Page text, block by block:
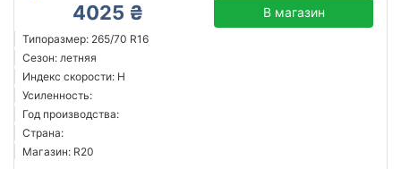
4025 ₴ В магазин
Типоразмер: 265/70 R16
Сезон: летняя
Индекс скорости: H
Усиленность:
Год производства:
Страна:
Магазин: R20